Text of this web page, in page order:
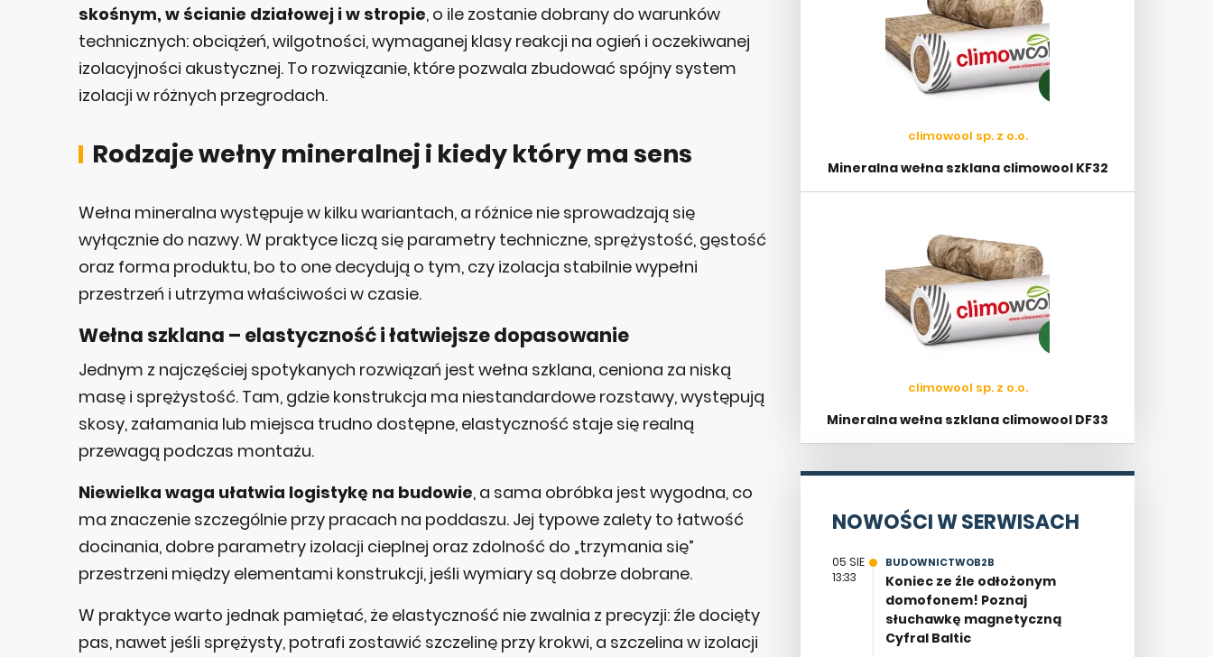
skośnym, w ścianie działowej i w stropie, o ile zostanie dobrany do warunków
technicznych: obciążeń, wilgotności, wymaganej klasy reakcji na ogień i oczekiwanej
izolacyjności akustycznej. To rozwiązanie, które pozwala zbudować spójny system
izolacji w różnych przegrodach.
Rodzaje wełny mineralnej i kiedy który ma sens
Wełna mineralna występuje w kilku wariantach, a różnice nie sprowadzają się
wyłącznie do nazwy. W praktyce liczą się parametry techniczne, sprężystość, gęstość
oraz forma produktu, bo to one decydują o tym, czy izolacja stabilnie wypełni
przestrzeń i utrzyma właściwości w czasie.
Wełna szklana – elastyczność i łatwiejsze dopasowanie
Jednym z najczęściej spotykanych rozwiązań jest wełna szklana, ceniona za niską
masę i sprężystość. Tam, gdzie konstrukcja ma niestandardowe rozstawy, występują
skosy, załamania lub miejsca trudno dostępne, elastyczność staje się realną
przewagą podczas montażu.
Niewielka waga ułatwia logistykę na budowie, a sama obróbka jest wygodna, co
ma znaczenie szczególnie przy pracach na poddaszu. Jej typowe zalety to łatwość
docinania, dobre parametry izolacji cieplnej oraz zdolność do „trzymania się”
przestrzeni między elementami konstrukcji, jeśli wymiary są dobrze dobrane.
W praktyce warto jednak pamiętać, że elastyczność nie zwalnia z precyzji: źle docięty
pas, nawet jeśli sprężysty, potrafi zostawić szczelinę przy krokwi, a szczelina w izolacji
climowool sp. z o.o.
Mineralna wełna szklana climowool KF32
climowool sp. z o.o.
Mineralna wełna szklana climowool DF33
NOWOŚCI W SERWISACH
05 SIE
13:33
BUDOWNICTWOB2B
Koniec ze źle odłożonym
domofonem! Poznaj
słuchawkę magnetyczną
Cyfral Baltic